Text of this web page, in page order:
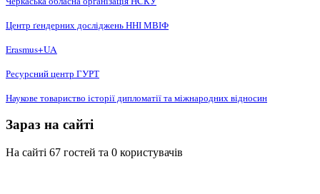
Центр ґендерних досліджень ННІ МВІФ
Erasmus+UA
Ресурсний центр ГУРТ
Наукове товариство історії дипломатії та міжнародних відносин
Зараз на сайті
На сайті 67 гостей та 0 користувачів